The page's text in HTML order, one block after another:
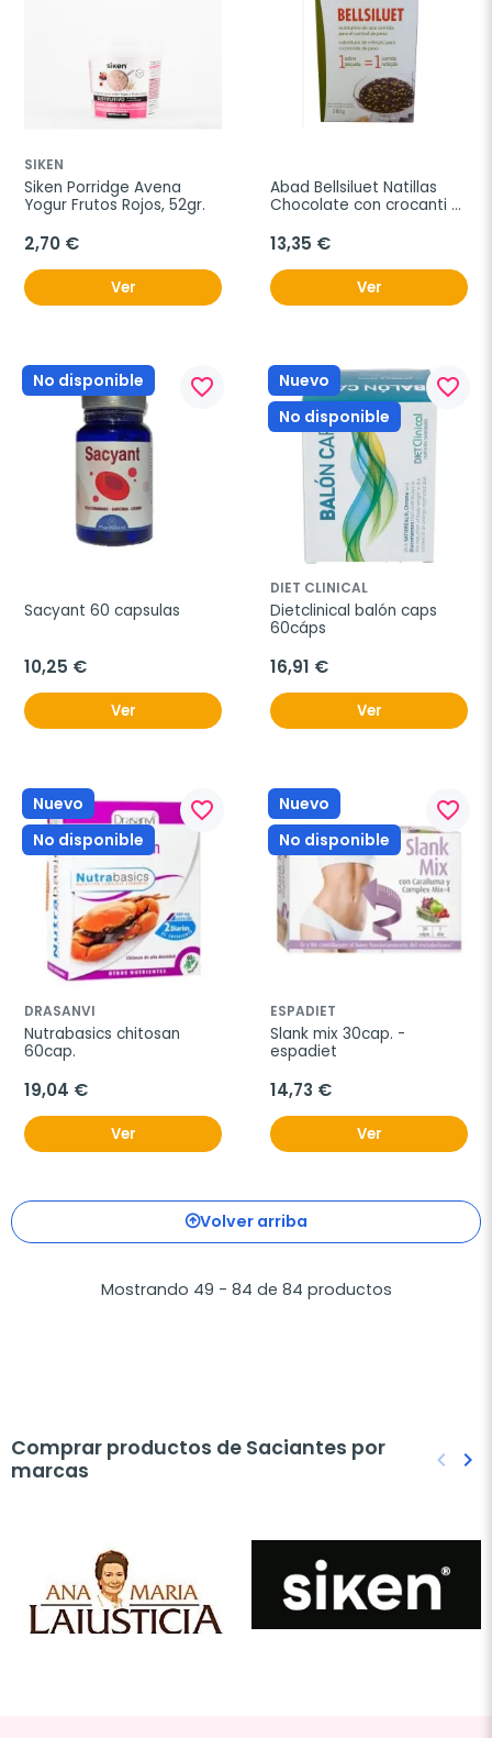
SIKEN
Siken Porridge Avena
Yogur Frutos Rojos, 52gr.
2,70 €
Ver
Abad Bellsiluet Natillas
Chocolate con crocanti
13,35 €
Ver
No disponible favorite_border
Sacyant 60 capsulas
10,25 €
Ver
Nuevo
No disponible
favorite_border
DIET CLINICAL
Dietclinical balón caps
60cáps
16,91 €
Ver
Nuevo
No disponible
favorite_border
DRASANVI
Nutrabasics chitosan
60cap.
19,04 €
Ver
Nuevo
No disponible
favorite_border
ESPADIET
Slank mix 30cap. -
espadiet
14,73 €
Ver
Volver arriba
Mostrando 49 - 84 de 84 productos
Comprar productos de Saciantes por
marcas
keyboard_arrow_left keyboard_arrow_right